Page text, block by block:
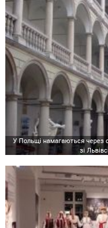
У Польщі намагаються через
зі